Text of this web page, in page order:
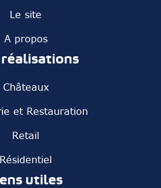
Le site
A propos
réalisations
Châteaux
et Restauration
Retail
Résidentiel
utiles